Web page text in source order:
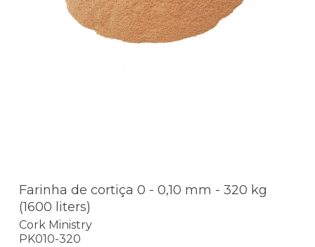
Farinha de cortiça 0 - 0,10 mm - 320 kg
(1600 liters)
Cork Ministry
PK010-320